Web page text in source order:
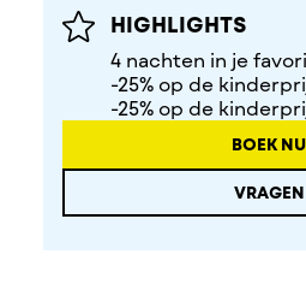
HIGHLIGHTS
4 nachten in je
-25% op de
-25% op de
BOEK NU
VRAGEN